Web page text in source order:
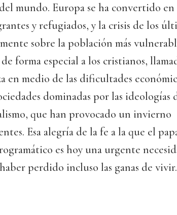
mundo. Europa se ha convertido
y refugiados, y la crisis de los
sobre la población más
forma especial a los cristianos,
en medio de las dificultades
dominadas por las ideologías
que han provocado un invierno
Esa alegría de la fe a la que el
es hoy una urgente
perdido incluso las ganas de vivir.